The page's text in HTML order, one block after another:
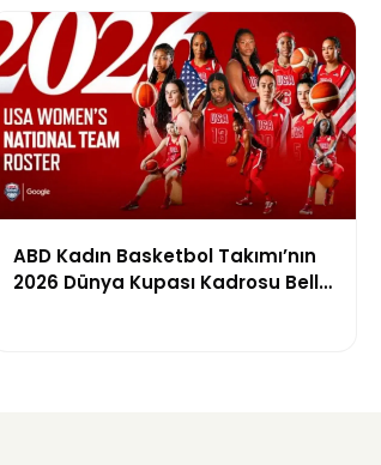
ABD Kadın Basketbol Takımı’nın
2026 Dünya Kupası Kadrosu Belli